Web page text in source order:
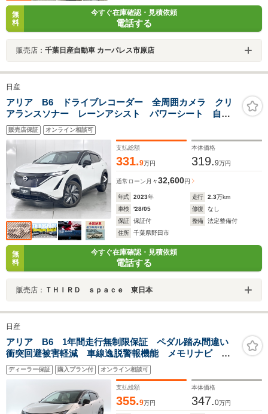
無
料
今すぐ在庫確認・見積依頼
電話する
販売店： 千葉日産自動車 カーパレス市原店
日産
アリア B6 ドライブレコーダー 全周囲カメラ クリ
アランスソナー レーンアシスト パワーシート 自動
駐車システム 衝突被害軽減システム ナビ TV LED
ヘッドランプ 電動リアゲート アルミホイール スマ
ートキー
販売店保証 オンライン相談可
支払総額
331.9万円
本体価格
319.9万円
通常ローン 月々32,600円
年式 2023年 走行 2.3万km
車検
'28/05 修復
なし
保証
保証付 整備
法定整備付
住所
千葉県野田市
無
料
今すぐ在庫確認・見積依頼
電話する
販売店： ＴＨＩＲＤ ｓｐａｃｅ 東日本
日産
アリア B6 1年間走行無制限保証 ペダル踏み間違い
衝突回避被害軽減 車線逸脱警報機能 メモリナビ フ
ルセグTV バックカメラ パノラミックモニタ ETC
クルコン LEDヘッドライト ブラインドモニタ
ディーラー保証 購入プラン付 オンライン相談可
支払総額
355.9万円
本体価格
347.0万円